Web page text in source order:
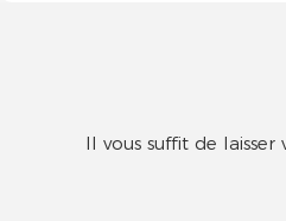
Il vous suffit de